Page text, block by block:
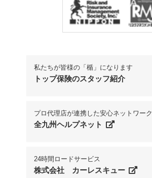
私たちが皆様の「楯」になります
トップ保険のスタッフ紹介
プロ代理店が連携した安心ネットワーク
全九州ヘルプネット
24時間ロードサービス
株式会社 カーレスキュー